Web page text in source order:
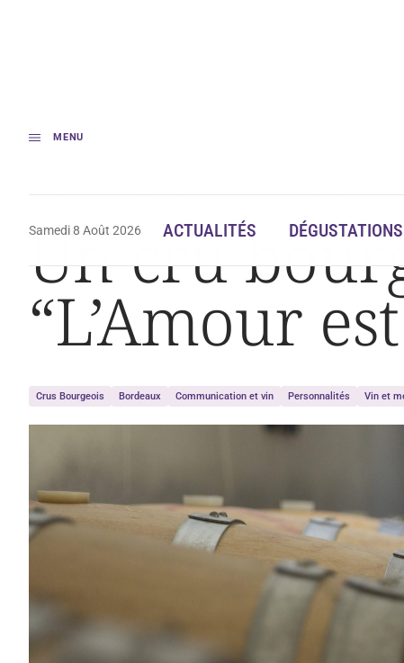
MENU
Samedi 8 Août 2026 ACTUALITÉS DÉGUSTATIONS
Accueil Un cru bourgeois du Médoc dans « L’Amour est dans le Pré »
Un cru
“L’Amour
Crus Bourgeois Bordeaux Communication et vin Personnalités Vin et